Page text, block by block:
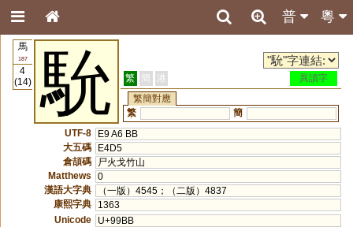
粵
普
馬
187
4
(14)
馻 繁 簡 港
異讀字
繁簡對應
繁
簡
UTF-8
E9 A6 BB
大五碼
E4D5
倉頡碼
尸火戈竹山
Matthews
0
漢語大字典
（一版）4545；（二版）4837
康熙字典
1363
Unicode
U+99BB